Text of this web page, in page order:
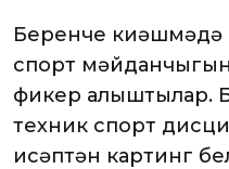
Беренче киңәшмәдә
спорт
фикер алыштылар.
техник спорт
исәптән картинг